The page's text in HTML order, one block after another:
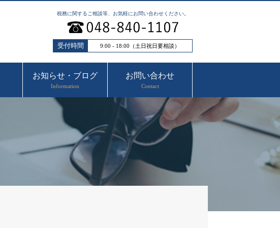
税務に関するご相談等、お気軽にお問い合わせください。
受付時間 9:00 - 18:00（土日祝日要相談）
お知らせ・ブログ
Information
お問い合わせ
Contact